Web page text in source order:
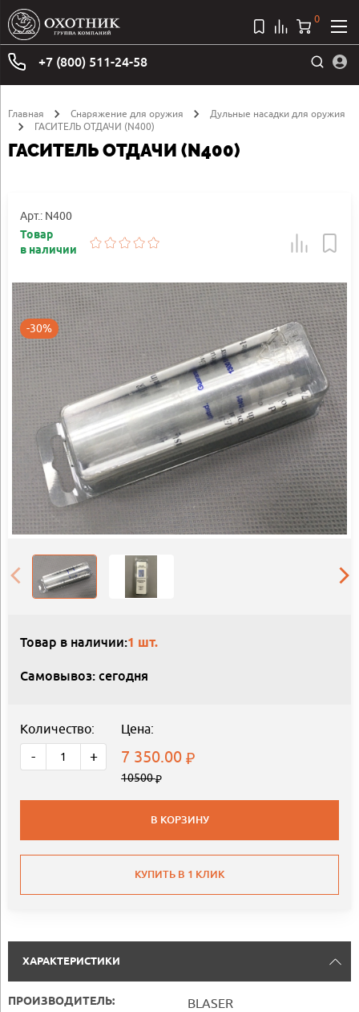
+7 (800) 511-24-58
0
Главная Снаряжение для оружия
Дульные насадки для оружия
ГАСИТЕЛЬ ОТДАЧИ (N400)
ГАСИТЕЛЬ ОТДАЧИ (N400)
Арт.: N400
Товар
в наличии
-30%
Товар в наличии:1 шт.
Самовывоз: сегодня
Количество:
- +
Цена:
7 350.00
10500
В КОРЗИНУ
КУПИТЬ В 1 КЛИК
ХАРАКТЕРИСТИКИ
ПРОИЗВОДИТЕЛЬ: BLASER